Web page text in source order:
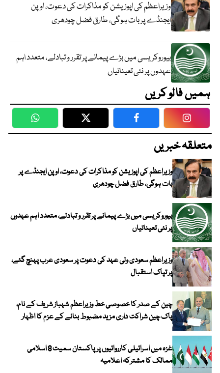
وزیراعظم کی اپوزیشن کو مذاکرات کی دعوت، اوپن
ایجنڈے پر بات ہوگی، طارق فضل چودھری
بیوروکریسی میں بڑے پیمانے پر تقرر و تبادلے، متعدد اہم
عہدوں پر نئی تعیناتیاں
ہمیں فالو کریں
WhatsApp Twitter Facebook
متعلقہ خبریں
وزیراعظم کی اپوزیشن کو مذاکرات کی دعوت، اوپن ایجنڈے پر
بات ہوگی، طارق فضل چودھری
بیوروکریسی میں بڑے پیمانے پر تقرر و تبادلے، متعدد اہم عہدوں
پر نئی تعیناتیاں
وزیراعظم سعودی ولی عہد کی دعوت پر سعودی عرب پہنچ گئے،
پر تپاک استقبال
چین کے صدر کا خصوصی خط وزیراعظم شہباز شریف کے نام،
پاک چین شراکت داری مزید مضبوط بنانے کے عزم کا اظہار
غزہ میں اسرائیلی کارروائیوں پر پاکستان سمیت 8 اسلامی
ممالک کا مشترکہ اعلامیہ